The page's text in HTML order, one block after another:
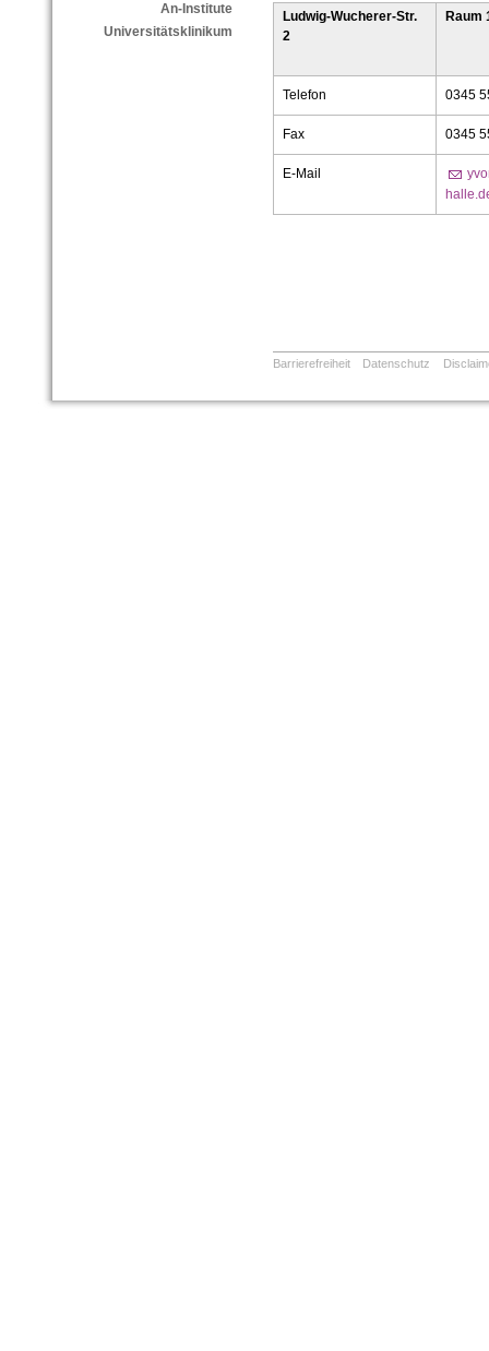
An-Institute
Universitätsklinikum
Ludwig-Wucherer-Str.
2
Raum
Telefon 0345
Fax 0345
E-Mail
Barrierefreiheit Datenschutz